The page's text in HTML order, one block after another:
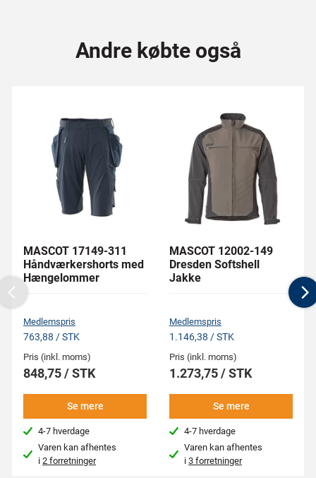
Andre købte også
MASCOT 17149-311
Håndværkershorts med
Hængelommer
Medlemspris
763,88 / STK
Pris (inkl. moms)
848,75 / STK
Se mere
4-7 hverdage
Varen kan afhentes
i2 forretninger
MASCOT 12002-149
Dresden Softshell
Jakke
Medlemspris
1.146,38 / STK
Pris (inkl. moms)
1.273,75 / STK
Se mere
4-7 hverdage
Varen kan afhentes
i3 forretninger
Previous